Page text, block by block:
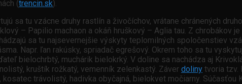
(trencin.sk).
sa tu vzácne druhy rastlín a živočíchov, vrátane chránených
– Papilio machaon a okáň hruškový – Aglia tau. Z chrobákov
sa tu najsevernejšie výskyty teplomilných spoločenstiev
Napr. ľan rakúsky, spriadač egrešový. Okrem toho sa tu
bielochrbtý, muchárik bielokrký. V doline sa nachádza aj
kruštík rožkatý, vemenník zelenkastý. Záver doliny tvoria tzv.
trávolistý, hadivka obyčajná, bielokvet močiarny.